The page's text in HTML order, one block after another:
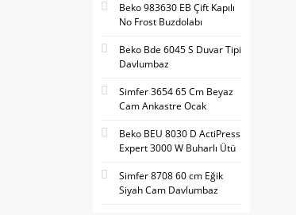
Beko 983630 EB Çift Kapılı
No Frost Buzdolabı
Beko Bde 6045 S Duvar Tipi
Davlumbaz
Simfer 3654 65 Cm Beyaz
Cam Ankastre Ocak
Beko BEU 8030 D ActiPress
Expert 3000 W Buharlı Ütü
Simfer 8708 60 cm Eğik
Siyah Cam Davlumbaz